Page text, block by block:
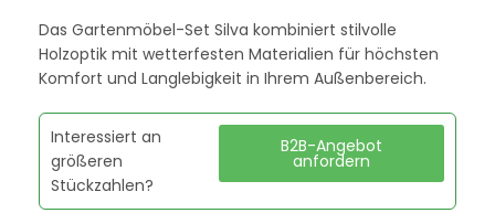
Das Gartenmöbel-Set Silva kombiniert stilvolle
Holzoptik mit wetterfesten Materialien für höchsten
Komfort und Langlebigkeit in Ihrem Außenbereich.
Interessiert an
größeren
Stückzahlen?
B2B-Angebot
anfordern